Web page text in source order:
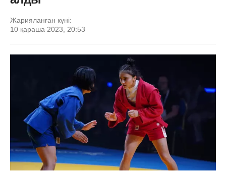
Жарияланған күні:
10 қараша 2023, 20:53